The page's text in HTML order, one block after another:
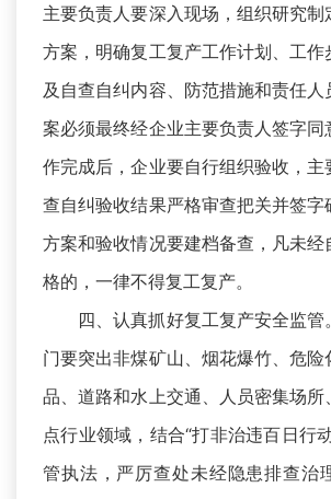
主要负责人要深入现场，组织研究
方案，明确复工复产工作计划、工作
及自查自纠内容、防范措施和责任
案必须最终经企业主要负责人签字
作完成后，企业要自行组织验收，主
查自纠验收结果严格审查把关并签
方案和验收情况要建档备查，凡未经
格的，一律不得复工复产。
四、认真抓好复工复产安全监
门要突出非煤矿山、烟花爆竹、危险
品、道路和水上交通、人员密集场
点行业领域，结合“打非治违百日行
管执法，严厉查处未经隐患排查治